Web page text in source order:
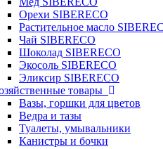
Орехи SIBERECO
Растительное масло
Чай SIBERECO
Шоколад SIBERECO
Экосоль SIBERECO
Эликсир SIBERECO
товары
Вазы, горшки для цветов
Ведра и тазы
Туалеты, умывальники
Канистры и бочки